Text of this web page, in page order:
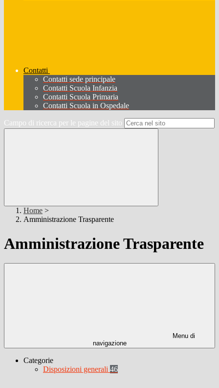
Contatti
Contatti sede principale
Contatti Scuola Infanzia
Contatti Scuola Primaria
Contatti Scuola in Ospedale
Campo di ricerca per le pagine del sito
Home >
Amministrazione Trasparente
Amministrazione Trasparente
Menu di
navigazione
Categorie
Disposizioni generali 46